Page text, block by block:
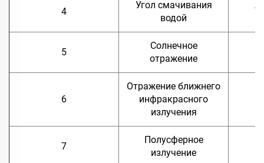
4
Угол смачивания
водой
5
Солнечное
отражение
6
Отражение ближнего
инфракрасного
излучения
7
Полусферное
излучение